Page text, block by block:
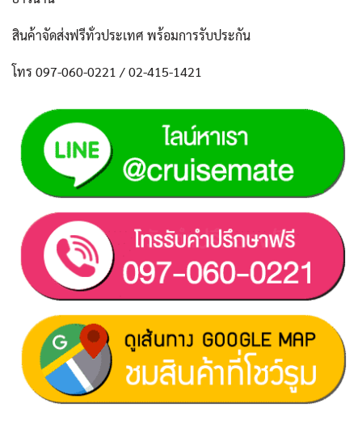
สินค้าจัดส่งฟรีทั่วประเทศ พร้อมการรับประกัน
โทร 097-060-0221 / 02-415-1421